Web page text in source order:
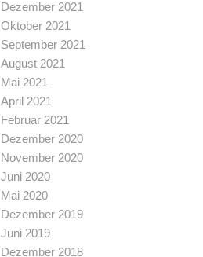
Dezember 2021
Oktober 2021
September 2021
August 2021
Mai 2021
April 2021
Februar 2021
Dezember 2020
November 2020
Juni 2020
Mai 2020
Dezember 2019
Juni 2019
Dezember 2018